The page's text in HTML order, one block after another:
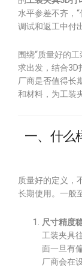
水平参差不齐，
调试和返工中付
围绕“质量好的
求出发，结合3D
厂商是否值得长
和材料，为工装
一、什么
质量好的定义，
长期使用。一般
尺寸精度
工装夹具
面一旦有
厂商会在